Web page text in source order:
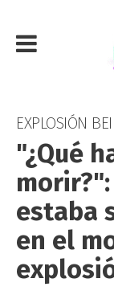
EXPLOSIÓN
"¿Qué
estaba
en el